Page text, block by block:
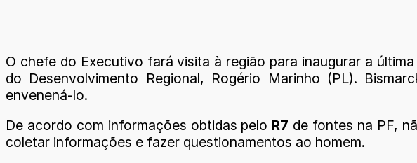
O chefe do Executivo fará visita à região para inaugurar a
do Desenvolvimento Regional, Rogério Marinho (PL).
envenená-lo.
De acordo com informações obtidas pelo R7 de fontes na PF,
coletar informações e fazer questionamentos ao homem.